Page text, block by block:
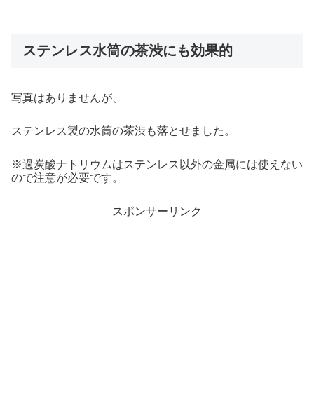
ステンレス水筒の茶渋にも効果的
写真はありませんが、
ステンレス製の水筒の茶渋も落とせました。
※過炭酸ナトリウムはステンレス以外の金属には使えない
ので注意が必要です。
スポンサーリンク